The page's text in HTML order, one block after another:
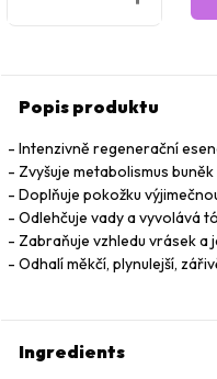
Popis produktu
Intenzivně regenerační
Zvyšuje metabolismus
Doplňuje pokožku
Odlehčuje vady a vyvolává
Zabraňuje vzhledu vrásek a
Odhalí měkčí, plynulejší,
Ingredients